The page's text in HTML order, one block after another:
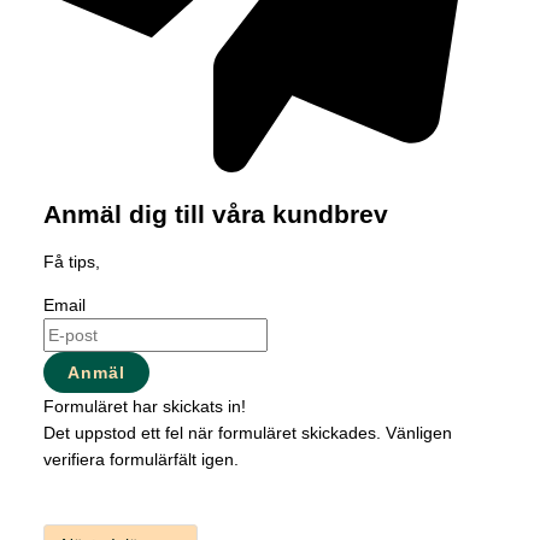
Anmäl dig till våra kundbrev
Få tips,
Email
Anmäl
Formuläret har skickats in!
Det uppstod ett fel när formuläret skickades. Vänligen
verifiera formulärfält igen.